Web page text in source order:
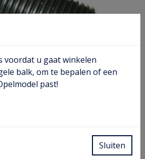
voor
voordat u gaat winkelen
balk, om te bepalen of een
past!
Sluiten